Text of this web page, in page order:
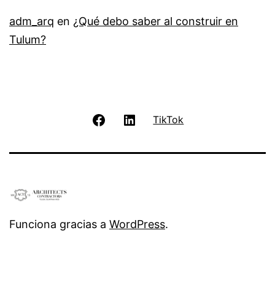
adm_arq en ¿Qué debo saber al construir en
Tulum?
FacebookLinkedIn
TikTok
Funciona gracias a WordPress.